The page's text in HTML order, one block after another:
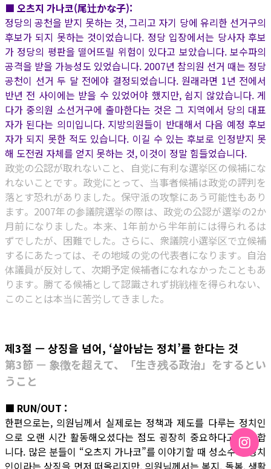
■ 오츠지 가나코(尾辻かな子):
정당의 공천을 받지 못하는 것, 그리고 자기 당에 유리한 선거구의
후보가 되지 못하는 것이었습니다. 정당 입장에서는 당사자 후보
가 정당의 평판을 떨어뜨릴 위험이 있다고 보았습니다. 보수파의
공격을 받을 가능성도 있었습니다. 2007년 참의원 선거 때는 정당
공천이 선거 두 달 전에야 결정되었습니다. 원래라면 1년 전에서
반년 전 사이에는 받을 수 있었어야 했지만, 쉽지 않았습니다. 게
다가 중의원 소선거구에 출마한다는 것은 그 지역에서 당의 대표
자가 된다는 의미입니다. 지방의원들이 반대해서 다음 예정 후보
자가 되지 못한 적도 있습니다. 이길 수 있는 후보로 인정받지 못
해 도전권 자체를 얻지 못하는 것, 이것이 정말 힘들었습니다.
政党の公認が取れないこと、自党に有利な選挙区の候補にな
れないことです。政党にとって、当事者候補は政党の評判を
落とす恐れがありました。保守派の攻撃にあう可能性もあり
ます。2007年の参議院選挙の際は、政党の公認が選挙の2か
月前になりました。本来、1年前から半年前には得られるは
ずでしたが、困難でした。さらに、衆議院小選挙区で立候補
するにあたっては、その地域の党の代表者になります。自治
体議員が反対して、次期予定候補者になれなかったこともあ
ります。勝てる候補として認識されず挑戦権を得られない、
このことは本当に苦労してきました。
제3절 — 상징을 넘어, ‘살아남는 정치’를 한다는 것
第3節 — 象徴を超えて、「生き残る政治」をするとい
うこと
■ RUN/OUT :
한편으로는, 의원님께서 실제로는 정책과 제도를 다루는 정치인
으로 오랜 시간 활동해오셨다는 점도 굉장히 중요하다고 생각합
니다. 많은 분들이 “오츠지 가나코”를 이야기할 때 성소수자 정치